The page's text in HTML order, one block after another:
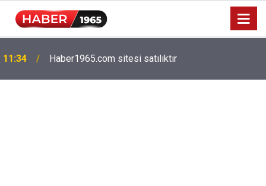
11:34 Haber1965.com sitesi satılıktır
15:52
hesaplarda